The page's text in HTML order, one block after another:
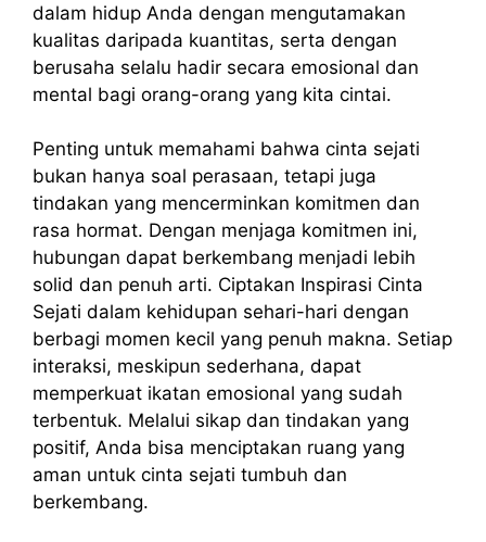
dalam hidup Anda dengan mengutamakan
kualitas daripada kuantitas, serta dengan
berusaha selalu hadir secara emosional dan
mental bagi orang-orang yang kita cintai.
Penting untuk memahami bahwa cinta sejati
bukan hanya soal perasaan, tetapi juga
tindakan yang mencerminkan komitmen dan
rasa hormat. Dengan menjaga komitmen ini,
hubungan dapat berkembang menjadi lebih
solid dan penuh arti. Ciptakan Inspirasi Cinta
Sejati dalam kehidupan sehari-hari dengan
berbagi momen kecil yang penuh makna. Setiap
interaksi, meskipun sederhana, dapat
memperkuat ikatan emosional yang sudah
terbentuk. Melalui sikap dan tindakan yang
positif, Anda bisa menciptakan ruang yang
aman untuk cinta sejati tumbuh dan
berkembang.